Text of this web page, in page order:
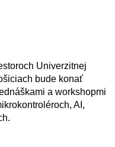
Univerzitnej
bude konať
a workshopmi
AI,